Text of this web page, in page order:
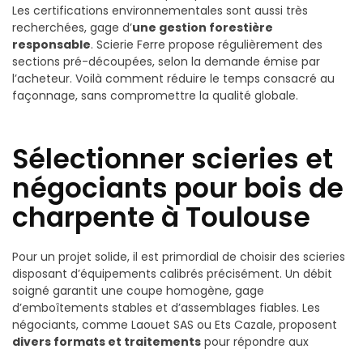
Les certifications environnementales sont aussi très
recherchées, gage d’une gestion forestière
responsable. Scierie Ferre propose régulièrement des
sections pré-découpées, selon la demande émise par
l’acheteur. Voilà comment réduire le temps consacré au
façonnage, sans compromettre la qualité globale.
Sélectionner scieries et
négociants pour bois de
charpente à Toulouse
Pour un projet solide, il est primordial de choisir des scieries
disposant d’équipements calibrés précisément. Un débit
soigné garantit une coupe homogène, gage
d’emboîtements stables et d’assemblages fiables. Les
négociants, comme Laouet SAS ou Ets Cazale, proposent
divers formats et traitements pour répondre aux